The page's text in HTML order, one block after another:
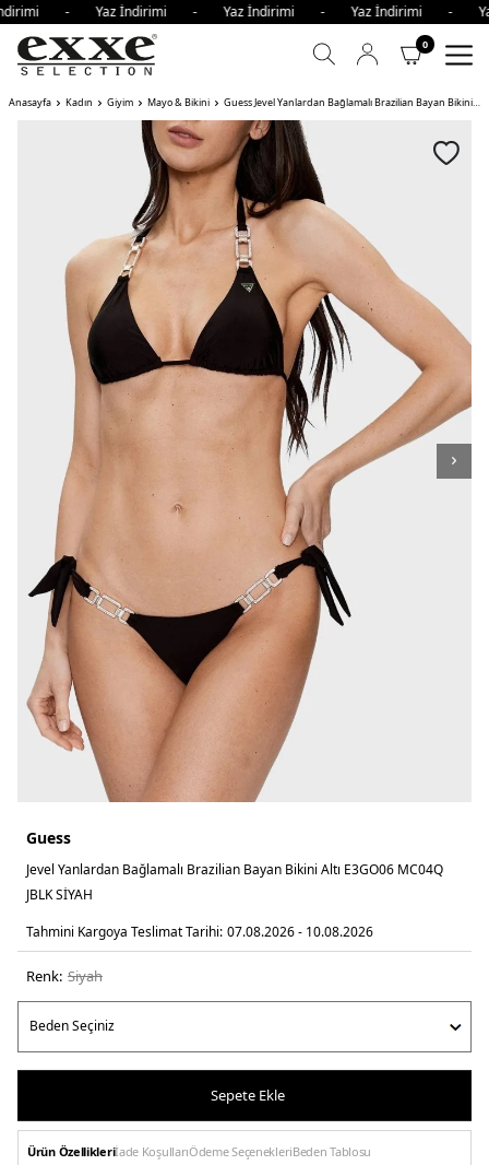
- Yaz İndirimi - Yaz İndirimi - Yaz İndirimi
0
Anasayfa Kadın Giyim Mayo & Bikini Guess Jevel Yanlardan Bağlamalı Brazilian Bayan Bikini Altı JBLK
Guess
Jevel Yanlardan Bağlamalı Brazilian Bayan Bikini Altı E3GO06 MC04Q
JBLK SİYAH
Tahmini Kargoya Teslimat Tarihi: 07.08.2026 - 10.08.2026
Renk: si̇yah
Sepete Ekle
Ürün Özellikleriİade KoşullarıÖdeme SeçenekleriBeden Tablosu